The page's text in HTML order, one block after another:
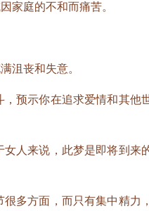
庭的不和而痛苦。
沮丧和失意。
预示你在追求爱情和其他
人来说，此梦是即将到来
多方面，而只有集中精力